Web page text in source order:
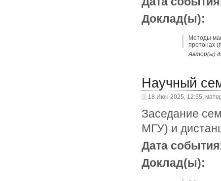
Доклад(ы):
Методы
протонах
Автор(ы)
Научный
18 Июн 2025, 12:55,
Заседание
МГУ) и
Дата
Доклад(ы):